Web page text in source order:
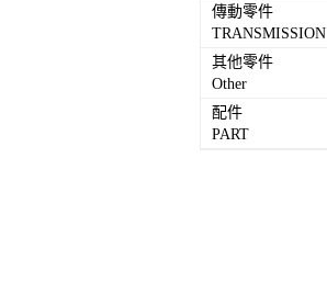
傳動零件
TRANSMISSION
其他零件
Other
配件
PART